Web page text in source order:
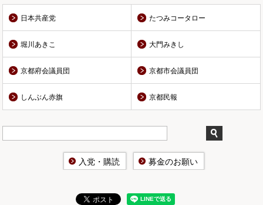
日本共産党 たつみコータロー
堀川あきこ 大門みきし
京都府会議員団 京都市会議員団
しんぶん赤旗 京都民報
入党・購読 募金のお願い